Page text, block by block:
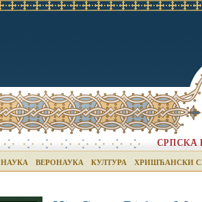
НАУКА ВЕРОНАУКА КУЛТУРА ХРИШЋАНСКИ